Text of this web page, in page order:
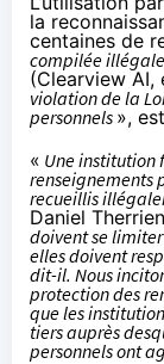
la
centaines de
compilée
(Clearview AI,
violation de la
personnels »,
« Une institution
renseignements
recueillis
Daniel
doivent se
elles doivent
dit-il. Nous
protection des
que les
tiers auprès
personnels ont